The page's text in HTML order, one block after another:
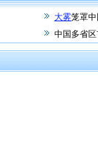
大雾笼罩
中国多省